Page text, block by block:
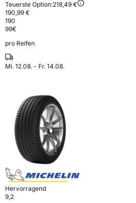
Teuerste Option:218,49 €
190,99 €
190
99€
pro Reifen
Mi. 12.08. - Fr. 14.08.
Hervorragend
9,2